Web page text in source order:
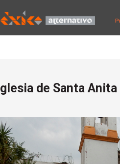
Iglesia de Santa